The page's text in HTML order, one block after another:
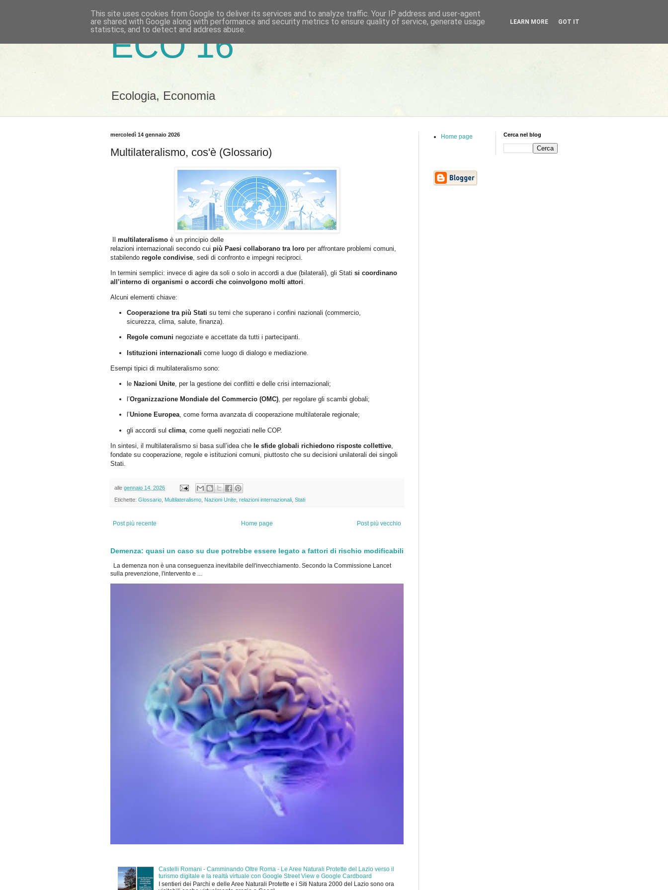
ECO 16
Ecologia, Economia
mercoledì 14 gennaio 2026
Multilateralismo, cos'è (Glossario)
Il multilateralismo è un principio delle
relazioni internazionali secondo cui più Paesi collaborano tra loro per affrontare problemi comuni,
stabilendo regole condivise , sedi di confronto e impegni reciproci.
In termini semplici: invece di agire da soli o solo in accordi a due (bilaterali), gli Stati si coordinano
all’interno di organismi o accordi che coinvolgono molti attori
Alcuni elementi chiave:
Cooperazione tra più Stati su temi che superano i confini nazionali (commercio,
sicurezza, clima, salute, finanza).
Regole comuni negoziate e accettate da tutti i partecipanti.
Istituzioni internazionali come luogo di dialogo e mediazione.
Esempi tipici di multilateralismo sono:
le Nazioni Unite, per la gestione dei conflitti e delle crisi internazionali;
l’Organizzazione Mondiale del Commercio (OMC), per regolare gli scambi globali;
l’Unione Europea, come forma avanzata di cooperazione multilaterale regionale;
gli accordi sul clima , come quelli negoziati nelle COP.
In sintesi, il multilateralismo si basa sull’idea che le sfide globali richiedono risposte collettive
fondate su cooperazione, regole e istituzioni comuni, piuttosto che su decisioni unilaterali dei singoli
Stati.
alle gennaio 14, 2026
Etichette: Glossario Multilateralismo Nazioni Unite relazioni internazionali Stati
Post più recente Post più vecchio
Home page
Demenza: quasi un caso su due potrebbe essere legato a fattori di rischio modificabili
La demenza non è una conseguenza inevitabile dell'invecchiamento. Secondo la Commissione Lancet
sulla prevenzione, l'intervento e ...
Castelli Romani - Camminando Oltre Roma - Le Aree Naturali Protette del Lazio verso il
turismo digitale e la realtà virtuale con Google Street View e Google Cardboard
I sentieri dei Parchi e delle Aree Naturali Protette e i Siti Natura 2000 del Lazio sono ora
Home page Cerca nel blog
This site uses cookies from Google to deliver its services and to analyze traffic. Your IP address and user-agent
are shared with Google along with performance and security metrics to ensure quality of service, generate usage
statistics, and to detect and address abuse.
LEARN MORE GOT IT